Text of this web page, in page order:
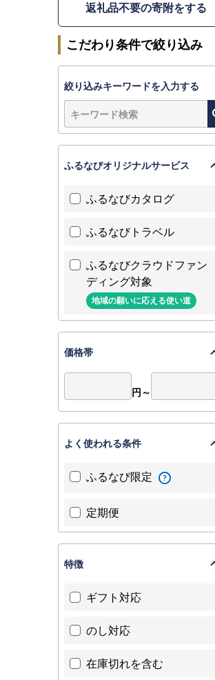
返礼品不要の寄附をする
こだわり条件で絞り込み
絞り込みキーワードを入力する
ふるなびオリジナルサービス
ふるなびカタログ
ふるなびトラベル
ふるなびクラウドファン
ディング対象
地域の願いに応える使い道
価格帯
円～
よく使われる条件
ふるなび限定
定期便
特徴
ギフト対応
のし対応
在庫切れを含む